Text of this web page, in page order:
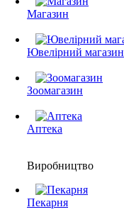
Магазин
Ювелірний магазин
Зоомагазин
Аптека
Виробництво
Пекарня